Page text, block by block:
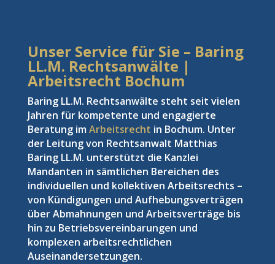
Unser Service für Sie – Baring
LL.M. Rechtsanwälte |
Arbeitsrecht Bochum
Baring LL.M. Rechtsanwälte steht seit vielen
Jahren für kompetente und engagierte
Beratung imArbeitsrecht in Bochum. Unter
der Leitung von Rechtsanwalt Matthias
Baring LL.M. unterstützt die Kanzlei
Mandanten in sämtlichen Bereichen des
individuellen und kollektiven Arbeitsrechts –
von Kündigungen und Aufhebungsverträgen
über Abmahnungen und Arbeitsverträge bis
hin zu Betriebsvereinbarungen und
komplexen arbeitsrechtlichen
Auseinandersetzungen.